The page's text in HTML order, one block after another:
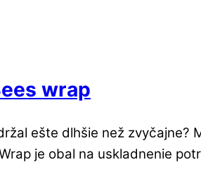
wrap
ešte dlhšie než zvyčajne?
je obal na uskladnenie